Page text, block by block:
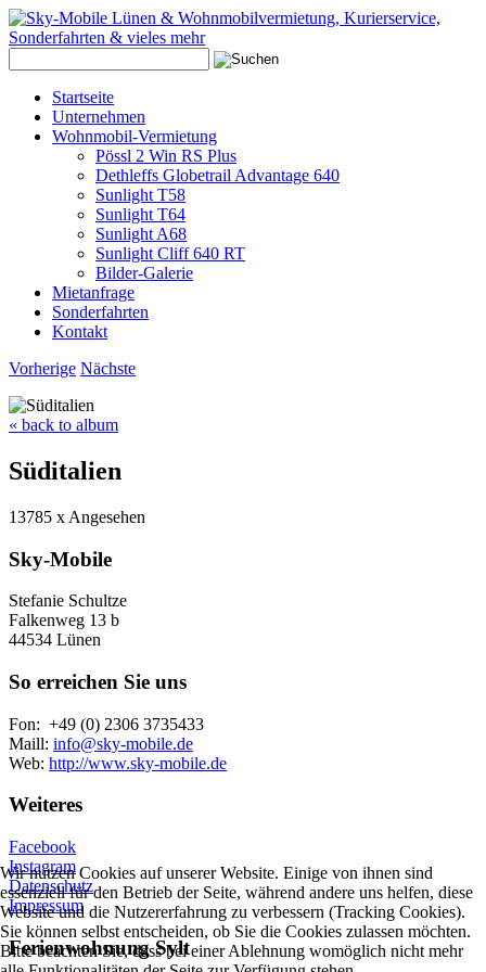
Startseite
Unternehmen
Wohnmobil-Vermietung
Pössl 2 Win RS Plus
Dethleffs Globetrail Advantage 640
Sunlight T58
Sunlight T64
Sunlight A68
Sunlight Cliff 640 RT
Bilder-Galerie
Mietanfrage
Sonderfahrten
Kontakt
Vorherige Nächste
« back to album
Süditalien
13785 x Angesehen
Sky-Mobile
Stefanie Schultze
Falkenweg 13 b
44534 Lünen
So erreichen Sie uns
Fon: +49 (0) 2306 3735433
Maill: info@sky-mobile.de
Web: http://www.sky-mobile.de
Weiteres
Facebook
Instagram
Datenschutz
Impressum
Ferienwohnung Sylt
Wir nutzen Cookies auf unserer Website. Einige von ihnen sind
essenziell für den Betrieb der Seite, während andere uns helfen, diese
Website und die Nutzererfahrung zu verbessern (Tracking Cookies).
Sie können selbst entscheiden, ob Sie die Cookies zulassen möchten.
Bitte beachten Sie, dass bei einer Ablehnung womöglich nicht mehr